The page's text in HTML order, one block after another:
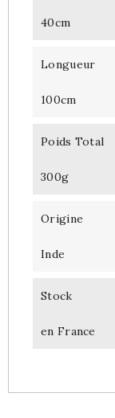
40cm
Longueur
100cm
Poids Total
300g
Origine
Inde
Stock
en France